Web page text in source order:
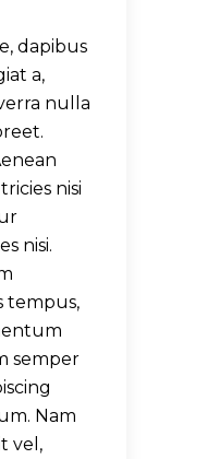
dapibus
a,
nulla
nisi
nisi.
tempus,
semper
Nam
vel,